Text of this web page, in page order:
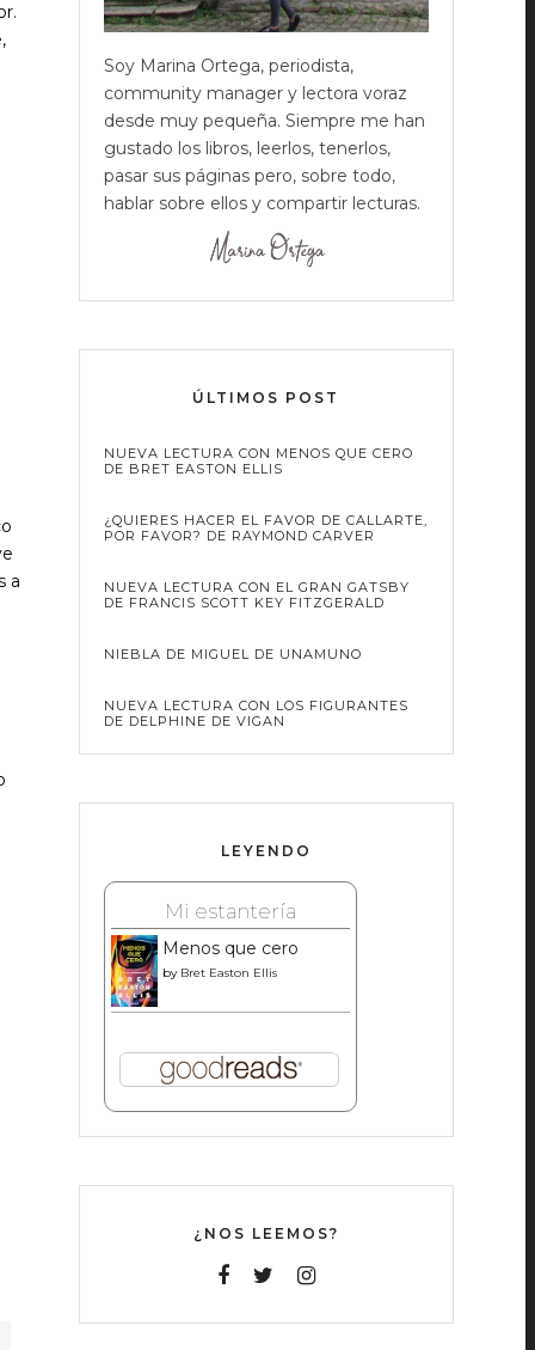
a
Soy Marina Ortega, periodista,
community manager y lectora voraz
desde muy pequeña. Siempre me han
gustado los libros, leerlos, tenerlos,
pasar sus páginas pero, sobre todo,
hablar sobre ellos y compartir lecturas.
ÚLTIMOS POST
NUEVA LECTURA CON MENOS QUE CERO
DE BRET EASTON ELLIS
¿QUIERES HACER EL FAVOR DE CALLARTE,
POR FAVOR? DE RAYMOND CARVER
NUEVA LECTURA CON EL GRAN GATSBY
DE FRANCIS SCOTT KEY FITZGERALD
NIEBLA DE MIGUEL DE UNAMUNO
NUEVA LECTURA CON LOS FIGURANTES
DE DELPHINE DE VIGAN
LEYENDO
Mi estantería
Menos que cero
by Bret Easton Ellis
¿NOS LEEMOS?